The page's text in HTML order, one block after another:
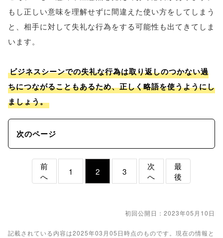
もし正しい意味を理解せずに間違えた使い方をしてしまう
と、相手に対して失礼な行為をする可能性も出てきてしま
います。
ビジネスシーンでの失礼な行為は取り返しのつかない過
ちにつながることもあるため、正しく略語を使うようにし
ましょう。
次のページ
前
へ
1 2 3
次
へ
最
後
初回公開日：2023年05月10日
記載されている内容は2025年03月05日時点のものです。現在の情報と